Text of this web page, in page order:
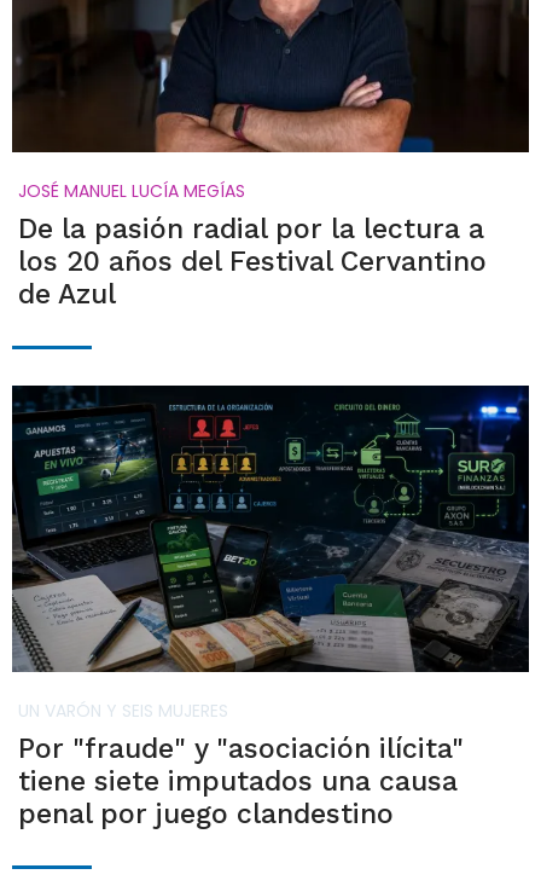
JOSÉ MANUEL LUCÍA MEGÍAS
De la pasión radial por la lectura a
los 20 años del Festival Cervantino
de Azul
UN VARÓN Y SEIS MUJERES
Por "fraude" y "asociación ilícita"
tiene siete imputados una causa
penal por juego clandestino